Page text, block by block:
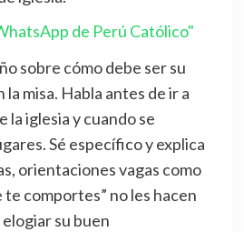
de Perú Católico"
sobre cómo debe ser su
misa. Habla antes de ir a
la iglesia y cuando se
Sé específico y explica
orientaciones vagas como
comportes” no les hacen
su buen